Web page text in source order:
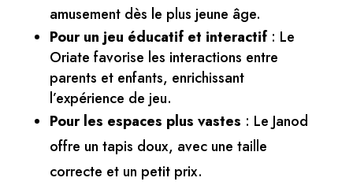
amusement dès le plus jeune âge.
Pour un jeu éducatif et interactif: Le
Oriate favorise les interactions entre
parents et enfants, enrichissant
l’expérience de jeu.
Pour les espaces plus vastes : Le Janod
offre un tapis doux, avec une taille
correcte et un petit prix.